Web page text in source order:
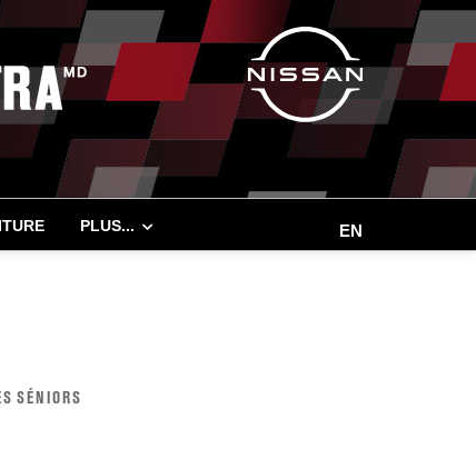
PLUS... EN
SÉNIORS